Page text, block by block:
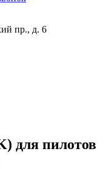
пр., д. 6
для пилотов